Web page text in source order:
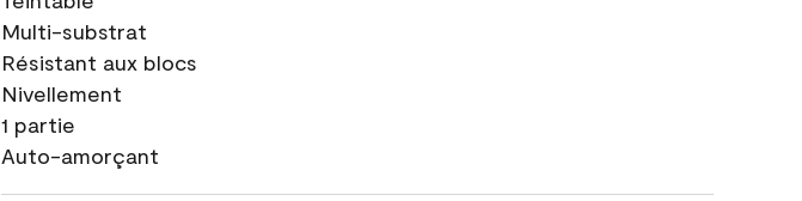
Multi-substrat
Résistant aux blocs
Nivellement
1 partie
Auto-amorçant